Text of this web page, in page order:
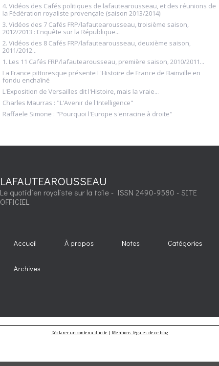
4. Vidéos des Cafés politiques de lafautearousseau, et des réunions de
la Fédération royaliste provençale (saison 2013/2014)
3. Vidéos des 7 Cafés FRP/lafautearousseau, troisième saison,
2012/2013 : Enquête sur la République...
2. Vidéos des 8 Cafés FRP/lafautearousseau, deuxième saison,
2011/2012...
1. Les 11 Cafés FRP/lafautearousseau, première saison, 2010/2011...
La France pittoresque présente L'Histoire de France de Bainville en
fondu enchaîné
L'Exposition de Versailles dit l'Histoire, mais la vraie...
Charles Maurras : "L'Avenir de l'Intelligence"
Raffaele Simone : "Pourquoi l'Europe s'enracine à droite"
LAFAUTEAROUSSEAU
Le quotidien royaliste sur la toile - ISSN 2490-9580 - SITE
OFFICIEL
Accueil À propos Notes Catégories
Archives
Déclarer un contenu illicite| Mentions légales de ce blog